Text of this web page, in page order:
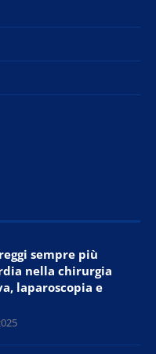
sempre più
nella chirurgia
laparoscopia e